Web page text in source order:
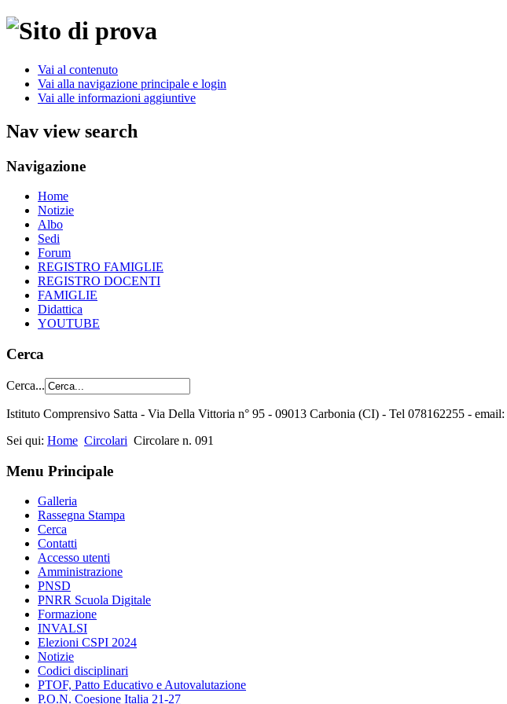
Vai al contenuto
Vai alla navigazione principale e login
Vai alle informazioni aggiuntive
Nav view search
Navigazione
Home
Notizie
Albo
Sedi
Forum
REGISTRO FAMIGLIE
REGISTRO DOCENTI
FAMIGLIE
Didattica
YOUTUBE
Cerca
Cerca...
Istituto Comprensivo Satta - Via Della Vittoria n° 95 - 09013 Carbonia (CI) - Tel 078162255 - email:
Sei qui: Home Circolari Circolare n. 091
Menu Principale
Galleria
Rassegna Stampa
Cerca
Contatti
Accesso utenti
Amministrazione
PNSD
PNRR Scuola Digitale
Formazione
INVALSI
Elezioni CSPI 2024
Notizie
Codici disciplinari
PTOF, Patto Educativo e Autovalutazione
P.O.N. Coesione Italia 21-27